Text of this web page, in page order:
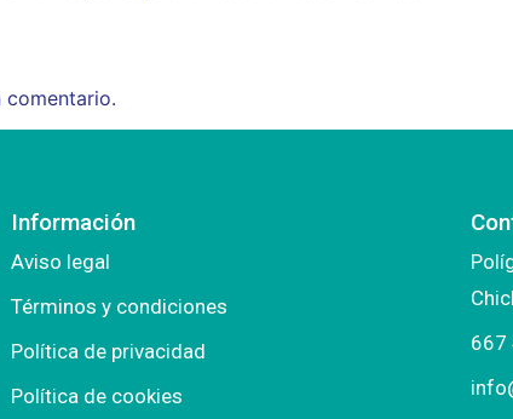
comentario.
Información
Aviso legal
Términos y condiciones
Política de privacidad
Política de cookies
667